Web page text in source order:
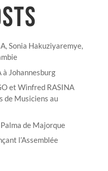
Sonia Hakuziyaremye,
Johannesburg
et Winfred RASINA
de Musiciens au
de Majorque
l’Assemblée